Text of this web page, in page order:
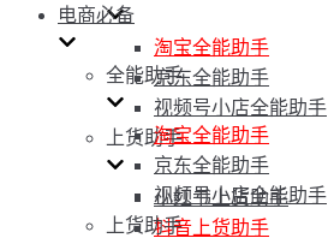
淘宝全能助手
京东全能助手
视频号小店全能助手
上货助手
小红书上货助手
抖音上货助手
电商必备
全能助手
淘宝全能助手
京东全能助手
视频号小店全能助手
上货助手